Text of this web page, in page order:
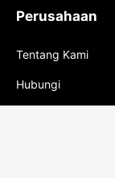
Perusahaan
Tentang Kami
Hubungi